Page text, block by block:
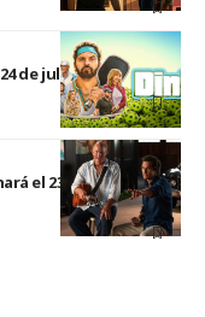
de julio
el 23 de